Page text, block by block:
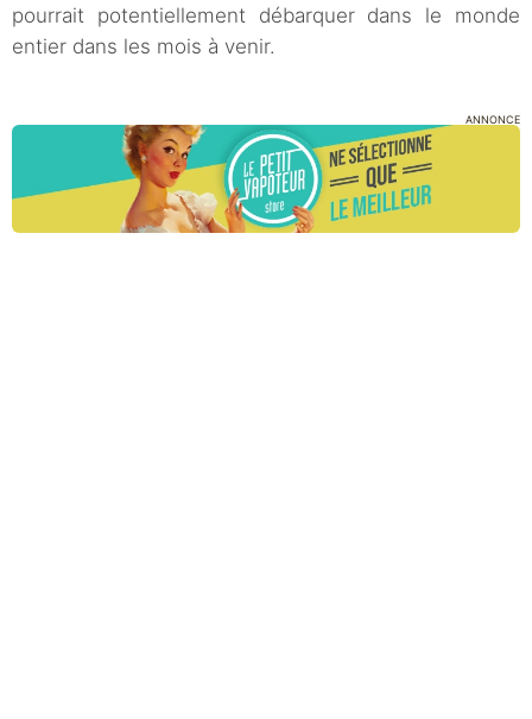
pourrait potentiellement débarquer dans le monde
entier dans les mois à venir.
ANNONCE